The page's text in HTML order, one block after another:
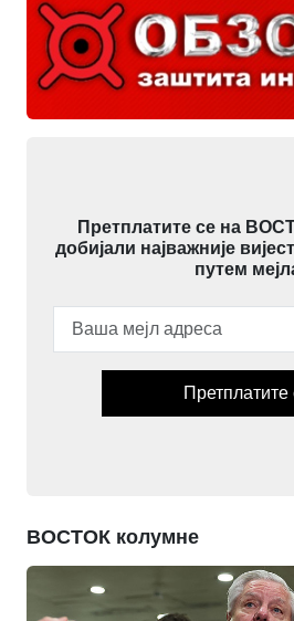
Претплатите се на
добијали најважније
путем
Претплатите
ВОСТОК колумне